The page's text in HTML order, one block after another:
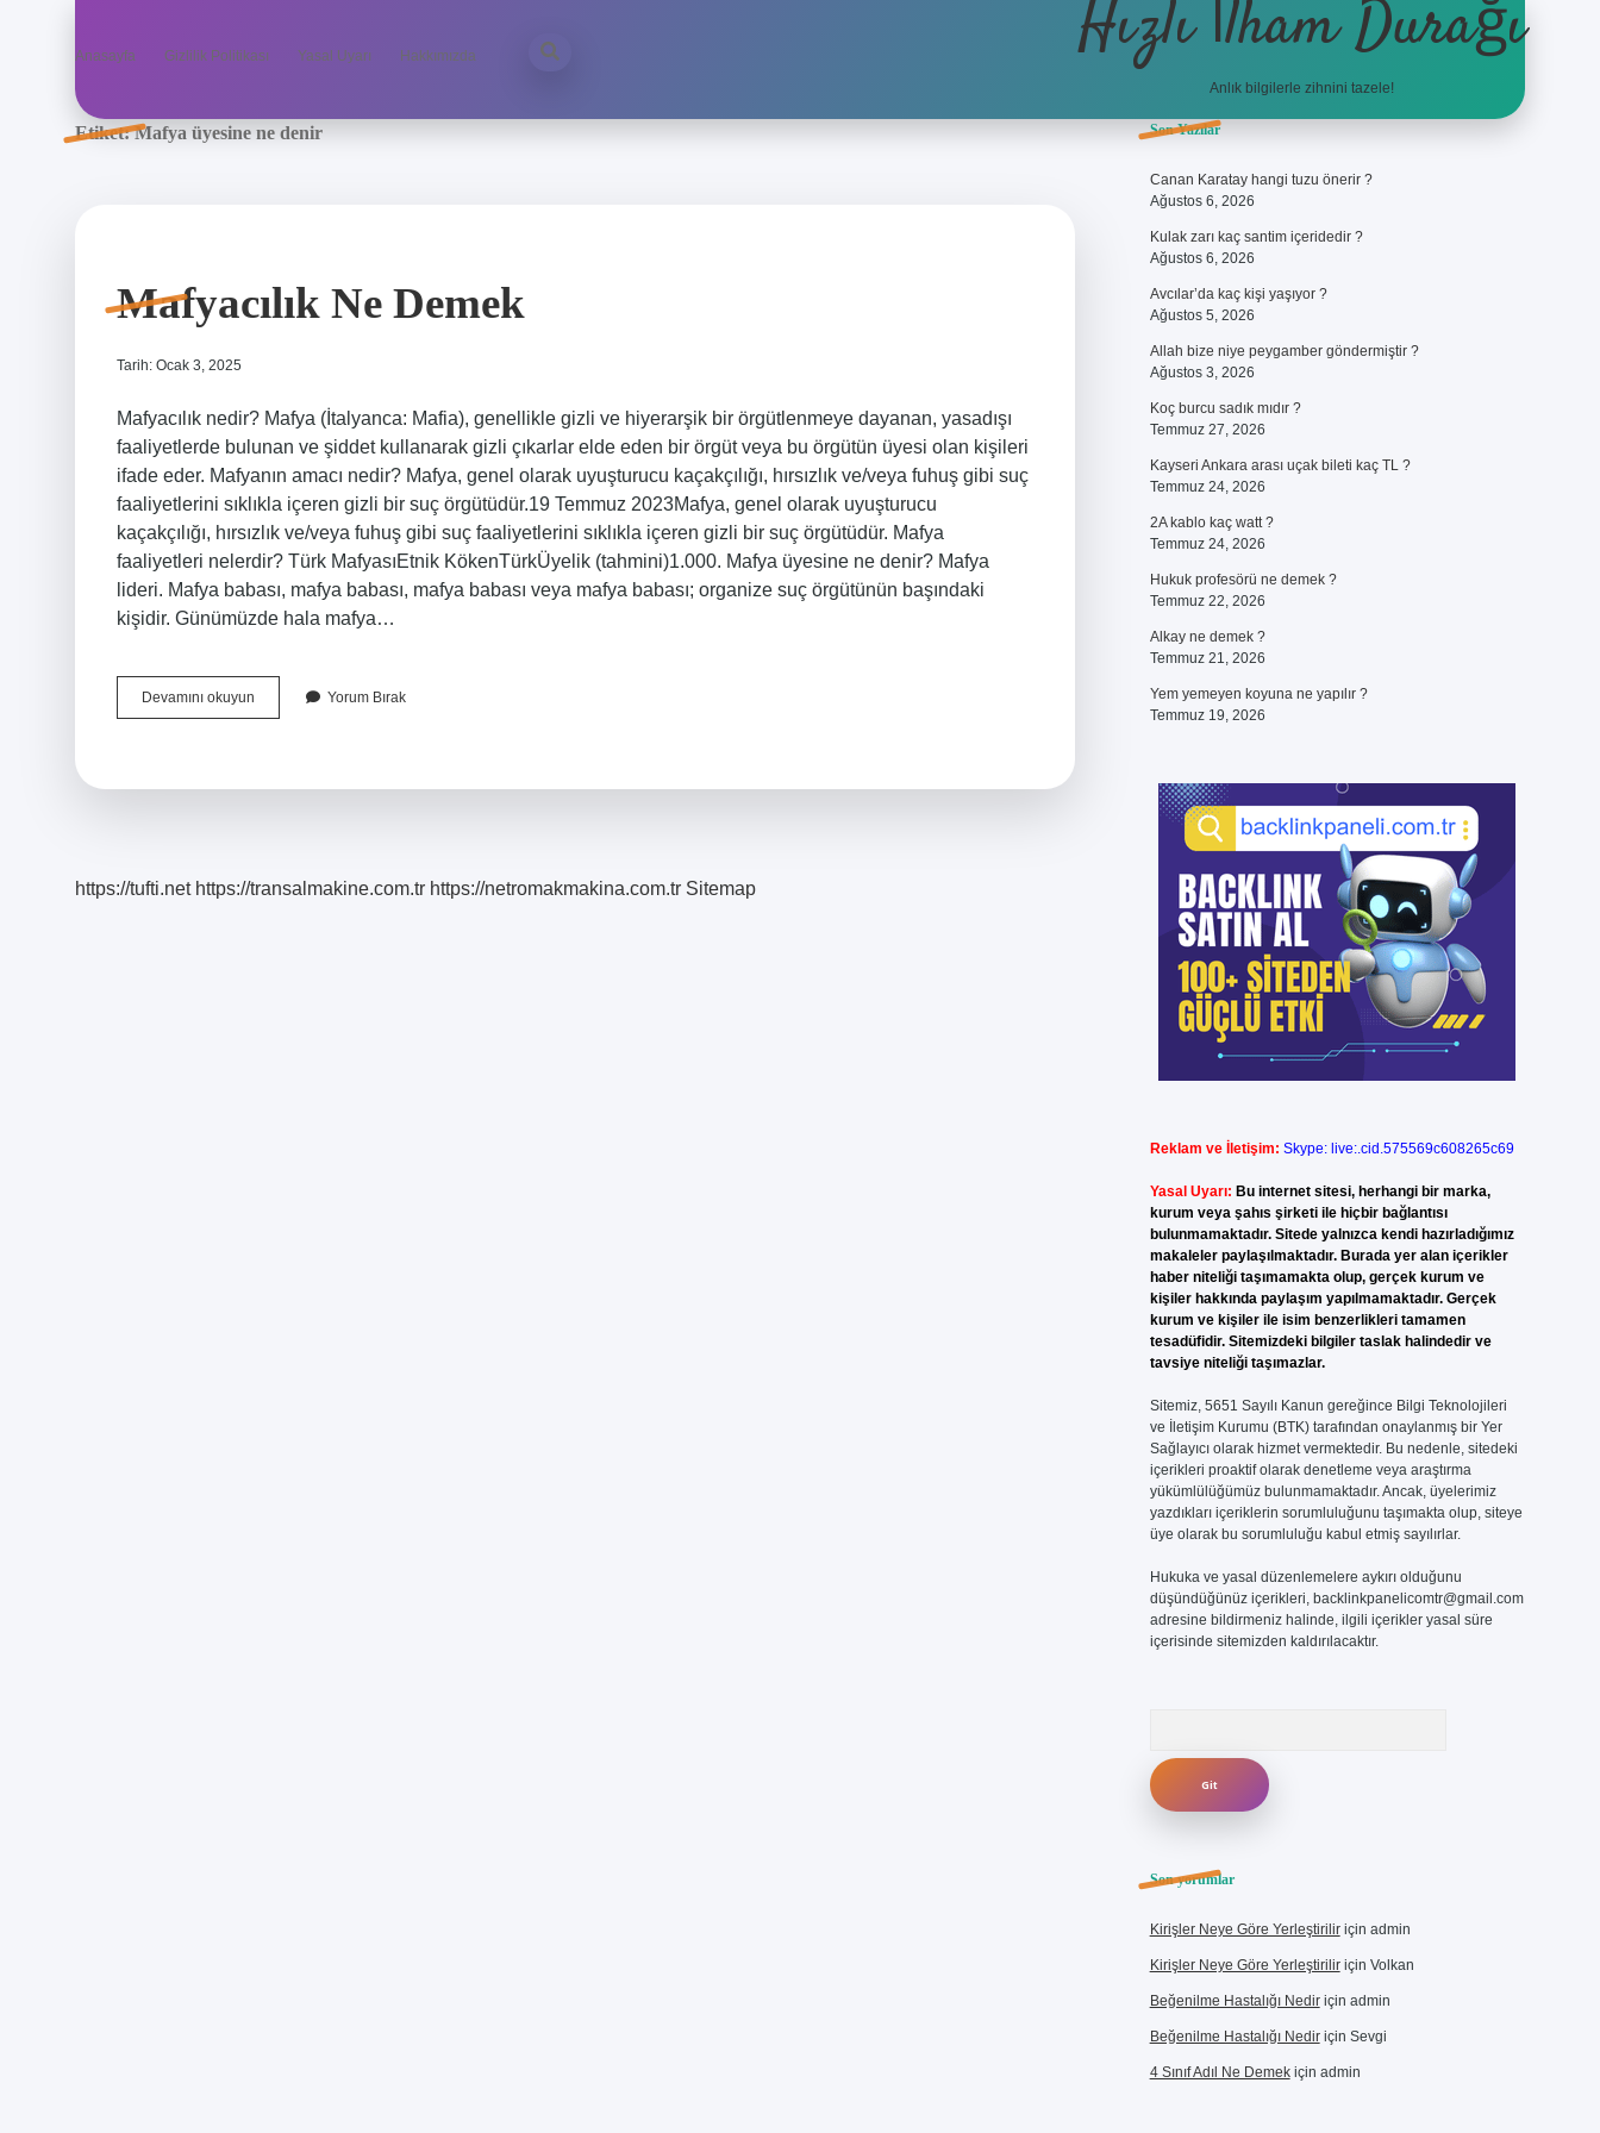
Anasayfa Gizlilik Politikası Yasal Uyarı Hakkımızda Hızlı İlham Durağı
Anlık bilgilerle zihnini tazele!
Etiket:Mafya üyesine ne denir
Mafyacılık Ne Demek
Tarih: Ocak 3, 2025
Mafyacılık nedir? Mafya (İtalyanca: Mafia), genellikle gizli ve hiyerarşik bir örgütlenmeye dayanan, yasadışı
faaliyetlerde bulunan ve şiddet kullanarak gizli çıkarlar elde eden bir örgüt veya bu örgütün üyesi olan kişileri
ifade eder. Mafyanın amacı nedir? Mafya, genel olarak uyuşturucu kaçakçılığı, hırsızlık ve/veya fuhuş gibi suç
faaliyetlerini sıklıkla içeren gizli bir suç örgütüdür.19 Temmuz 2023Mafya, genel olarak uyuşturucu
kaçakçılığı, hırsızlık ve/veya fuhuş gibi suç faaliyetlerini sıklıkla içeren gizli bir suç örgütüdür. Mafya
faaliyetleri nelerdir? Türk MafyasıEtnik KökenTürkÜyelik (tahmini)1.000. Mafya üyesine ne denir? Mafya
lideri. Mafya babası, mafya babası, mafya babası veya mafya babası; organize suç örgütünün başındaki
kişidir. Günümüzde hala mafya…
Devamını okuyun Mafyacılık
Ne
Yorum Bırak
https://tufti.net https://transalmakine.com.tr https://netromakmakina.com.tr Sitemap
Sidebar
Son Yazılar
Canan Karatay hangi tuzu önerir ?
Ağustos 6, 2026
Kulak zarı kaç santim içeridedir ?
Ağustos 6, 2026
Avcılar’da kaç kişi yaşıyor ?
Ağustos 5, 2026
Allah bize niye peygamber göndermiştir ?
Ağustos 3, 2026
Koç burcu sadık mıdır ?
Temmuz 27, 2026
Kayseri Ankara arası uçak bileti kaç TL ?
Temmuz 24, 2026
2A kablo kaç watt ?
Temmuz 24, 2026
Hukuk profesörü ne demek ?
Temmuz 22, 2026
Alkay ne demek ?
Temmuz 21, 2026
Yem yemeyen koyuna ne yapılır ?
Temmuz 19, 2026
Reklam ve İletişim: Skype: live:.cid.575569c608265c69
Yasal Uyarı: Bu internet sitesi, herhangi bir marka,
kurum veya şahıs şirketi ile hiçbir bağlantısı
bulunmamaktadır. Sitede yalnızca kendi hazırladığımız
makaleler paylaşılmaktadır. Burada yer alan içerikler
haber niteliği taşımamakta olup, gerçek kurum ve
kişiler hakkında paylaşım yapılmamaktadır. Gerçek
kurum ve kişiler ile isim benzerlikleri tamamen
tesadüfidir. Sitemizdeki bilgiler taslak halindedir ve
tavsiye niteliği taşımazlar.
Sitemiz, 5651 Sayılı Kanun gereğince Bilgi Teknolojileri
ve İletişim Kurumu (BTK) tarafından onaylanmış bir Yer
Sağlayıcı olarak hizmet vermektedir. Bu nedenle, sitedeki
içerikleri proaktif olarak denetleme veya araştırma
yükümlülüğümüz bulunmamaktadır. Ancak, üyelerimiz
yazdıkları içeriklerin sorumluluğunu taşımakta olup, siteye
üye olarak bu sorumluluğu kabul etmiş sayılırlar.
Hukuka ve yasal düzenlemelere aykırı olduğunu
düşündüğünüz içerikleri, backlinkpanelicomtr@gmail.com
adresine bildirmeniz halinde, ilgili içerikler yasal süre
içerisinde sitemizden kaldırılacaktır.
Son yorumlar
Kirişler Neye Göre Yerleştiriliriçin admin
Kirişler Neye Göre Yerleştiriliriçin Volkan
Beğenilme Hastalığı Nediriçin admin
Beğenilme Hastalığı Nediriçin Sevgi
4 Sınıf Adıl Ne Demekiçin admin